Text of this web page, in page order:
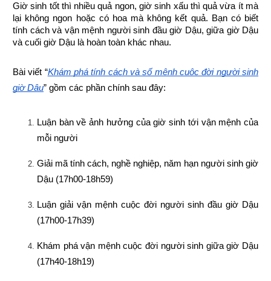
Giờ sinh tốt thì nhiều quả ngon, giờ sinh xấu thì quả vừa ít mà
lại không ngon hoặc có hoa mà không kết quả. Bạn có biết
tính cách và vận mệnh người sinh đầu giờ Dậu, giữa giờ Dậu
và cuối giờ Dậu là hoàn toàn khác nhau.
Bài viết “Khám phá tính cách và số mệnh cuộc đời người sinh
giờ Dậu” gồm các phần chính sau đây:
Luận bàn về ảnh hưởng của giờ sinh tới vận mệnh của
mỗi người
Giải mã tính cách, nghề nghiệp, năm hạn người sinh giờ
Dậu (17h00-18h59)
Luận giải vận mệnh cuộc đời người sinh đầu giờ Dậu
(17h00-17h39)
Khám phá vận mệnh cuộc đời người sinh giữa giờ Dậu
(17h40-18h19)